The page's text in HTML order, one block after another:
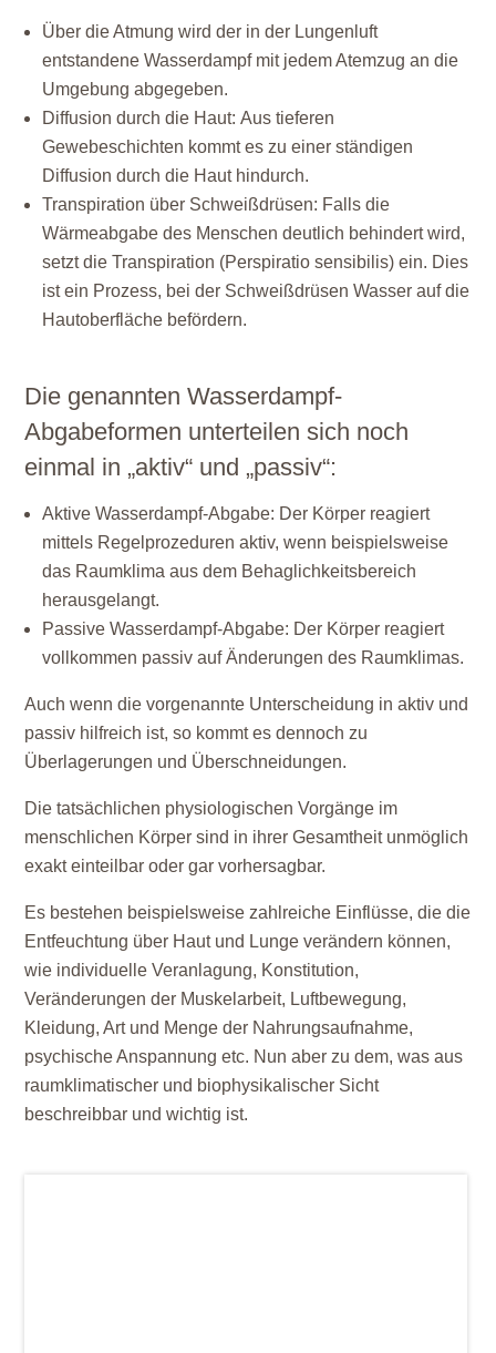
Über die Atmung wird der in der Lungenluft
entstandene Wasserdampf mit jedem Atemzug an die
Umgebung abgegeben.
Diffusion durch die Haut:Aus tieferen
Gewebeschichten kommt es zu einer ständigen
Diffusion durch die Haut hindurch.
Transpiration über Schweißdrüsen: Falls die
Wärmeabgabe des Menschen deutlich behindert wird,
setzt die Transpiration (Perspiratio sensibilis) ein. Dies
ist ein Prozess, bei der Schweißdrüsen Wasser auf die
Hautoberfläche befördern.
Die genannten Wasserdampf-
Abgabeformen unterteilen sich noch
einmal in „aktiv“ und „passiv“:
Aktive Wasserdampf-Abgabe: Der Körper reagiert
mittels Regelprozeduren aktiv, wenn beispielsweise
das Raumklima aus dem Behaglichkeitsbereich
herausgelangt.
Passive Wasserdampf-Abgabe: Der Körper reagiert
vollkommen passiv auf Änderungen des Raumklimas.
Auch wenn die vorgenannte Unterscheidung in aktiv und
passiv hilfreich ist, so kommt es dennoch zu
Überlagerungen und Überschneidungen.
Die tatsächlichen physiologischen Vorgänge im
menschlichen Körper sind in ihrer Gesamtheit unmöglich
exakt einteilbar oder gar vorhersagbar.
Es bestehen beispielsweise zahlreiche Einflüsse, die die
Entfeuchtung über Haut und Lunge verändern können,
wie individuelle Veranlagung, Konstitution,
Veränderungen der Muskelarbeit, Luftbewegung,
Kleidung, Art und Menge der Nahrungsaufnahme,
psychische Anspannung etc. Nun aber zu dem, was aus
raumklimatischer und biophysikalischer Sicht
beschreibbar und wichtig ist.